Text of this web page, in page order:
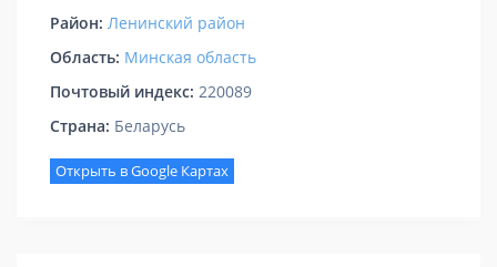
Район: Ленинский район
Область: Минская область
Почтовый индекс: 220089
Страна: Беларусь
Открыть в Google Картах